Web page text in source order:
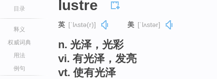
目录
释义
权威词典
用法
例句
lustre
英 [ˈlʌstə(r)] 美 [ˈlʌstər]
n. 光泽，光彩
vi. 有光泽，发亮
vt. 使有光泽